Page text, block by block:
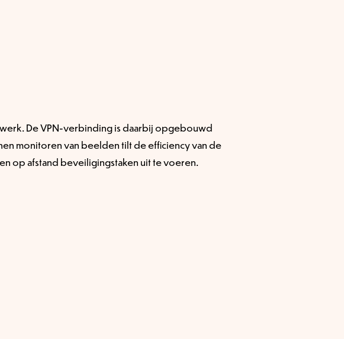
De VPN-verbinding is daarbij opgebouwd
monitoren van beelden tilt de efficiency van de
op afstand beveiligingstaken uit te voeren.